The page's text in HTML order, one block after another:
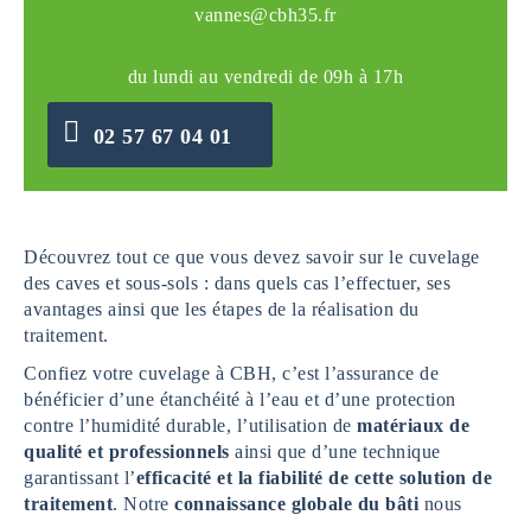
vannes@cbh35.fr
du lundi au vendredi de 09h à 17h
02 57 67 04 01
Découvrez tout ce que vous devez savoir sur le cuvelage
des caves et sous-sols : dans quels cas l’effectuer, ses
avantages ainsi que les étapes de la réalisation du
traitement.
Confiez votre cuvelage à CBH, c’est l’assurance de
bénéficier d’une étanchéité à l’eau et d’une protection
contre l’humidité durable, l’utilisation de matériaux de
qualité et professionnels ainsi que d’une technique
garantissant l’efficacité et la fiabilité de cette solution de
traitement. Notre connaissance globale du bâti nous